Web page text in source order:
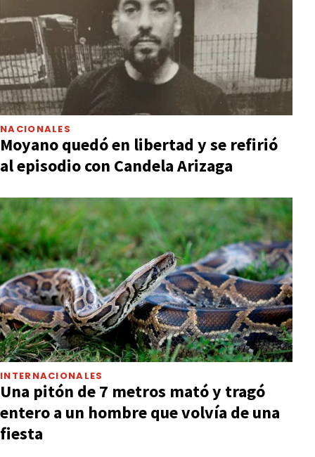
NACIONALES
Moyano quedó en libertad y se refirió
al episodio con Candela Arizaga
INTERNACIONALES
Una pitón de 7 metros mató y tragó
entero a un hombre que volvía de una
fiesta